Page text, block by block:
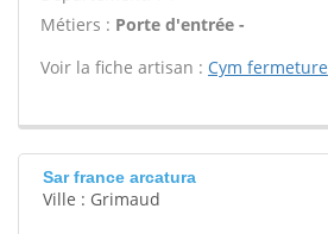
Métiers : Porte d'entrée -
Voir la fiche artisan : Cym fermeture
Sar france arcatura
Ville : Grimaud